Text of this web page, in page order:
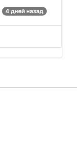
4 дней назад